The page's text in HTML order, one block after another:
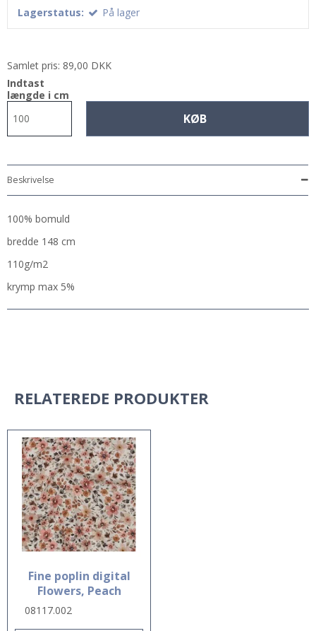
Lagerstatus: På lager
Samlet pris: 89,00 DKK
Indtast
længde i cm
KØB
Beskrivelse
100% bomuld
bredde 148 cm
110g/m2
krymp max 5%
RELATEREDE PRODUKTER
Fine poplin digital
Flowers, Peach
08117.002